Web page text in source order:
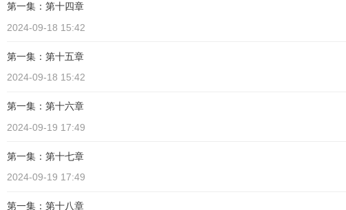
第一集：第十四章
2024-09-18 15:42
第一集：第十五章
2024-09-18 15:42
第一集：第十六章
2024-09-19 17:49
第一集：第十七章
2024-09-19 17:49
第一集：第十八章